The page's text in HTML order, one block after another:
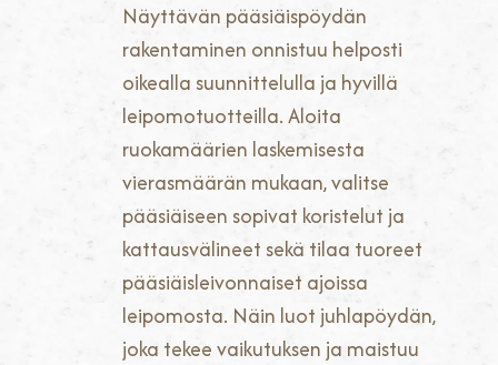
Näyttävän pääsiäispöydän
rakentaminen onnistuu helposti
oikealla suunnittelulla ja hyvillä
leipomotuotteilla. Aloita
ruokamäärien laskemisesta
vierasmäärän mukaan, valitse
pääsiäiseen sopivat koristelut ja
kattausvälineet sekä tilaa tuoreet
pääsiäisleivonnaiset ajoissa
leipomosta. Näin luot juhlapöydän,
joka tekee vaikutuksen ja maistuu